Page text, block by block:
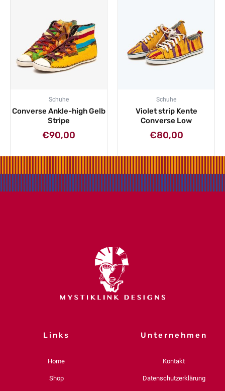
Schuhe
Converse Ankle-high Gelb
Stripe
€90,00
Schuhe
Violet strip Kente
Converse Low
€80,00
Links
Home
Shop
Unternehmen
Kontakt
Datenschutzerklärung